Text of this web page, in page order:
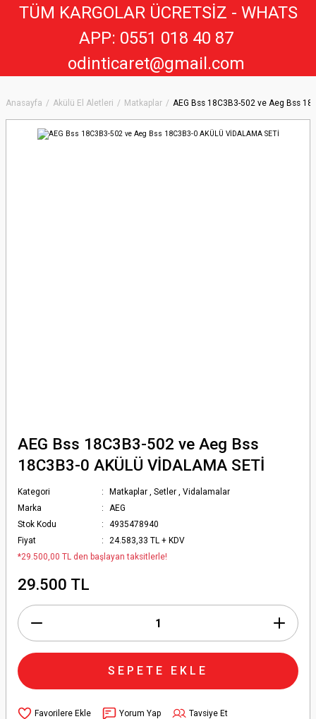
Anasayfa Akülü El Aletleri Matkaplar AEG Bss 18C3B3-502 ve Aeg Bss
AEG Bss 18C3B3-502 ve Aeg Bss
18C3B3-0 AKÜLÜ VİDALAMA SETİ
Kategori Matkaplar ,Setler ,Vidalamalar
Marka
AEG
Stok Kodu
4935478940
Fiyat
24.583,33 TL + KDV
*29.500,00 TL den başlayan taksitlerle!
29.500 TL
SEPETE EKLE
Yorum Yap
Tavsiye Et
TÜM KARGOLAR ÜCRETSİZ - WHATS
APP: 0551 018 40 87
odinticaret@gmail.com